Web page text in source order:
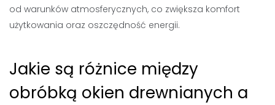
od warunków atmosferycznych, co zwiększa komfort
użytkowania oraz oszczędność energii.
Jakie są różnice między
obróbką okien drewnianych a